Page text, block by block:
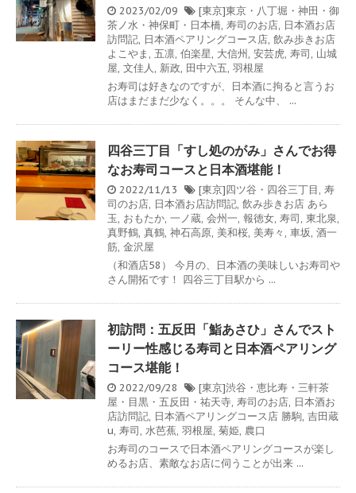
2023/02/09
[東京]東京・八丁堀・神田・御
茶ノ水・神保町・日本橋, 寿司のお店, 日本酒お店
訪問記, 日本酒ペアリングコース店, 飲み歩きお店
よこやま , 五凛, 伯楽星, 大信州, 安芸虎, 寿司, 山城
屋, 文佳人, 新政, 田中六五, 羽根屋
お寿司は好きなのですが、日本酒に拘ると言うお
店はまだまだ少なく。。。 そんな中、 ...
四谷三丁目「すし処のがみ」さんでお得
なお寿司コースと日本酒堪能！
2022/11/13 [東京]四ツ谷・四谷三丁目, 寿
司のお店, 日本酒お店訪問記, 飲み歩きお店 あら
玉, おもたか, 一ノ蔵, 会州一, 報徳女, 寿司, 東北泉,
真野鶴, 真鶴, 神石高原, 美和桜, 美寿々 , 車坂, 酒一
筋, 金沢屋
（和酒店58） 今月の、日本酒の美味しいお寿司や
さん開拓です！ 四谷三丁目駅から ...
初訪問：五反田「鮨あさひ」さんでスト
ーリー性感じる寿司と日本酒ペアリング
コース堪能！
2022/09/28
[東京]渋谷・恵比寿・三軒茶
屋・目黒・五反田・祐天寺, 寿司のお店, 日本酒お
店訪問記, 日本酒ペアリングコース店 勝駒, 吉田蔵
u, 寿司, 水芭蕉, 羽根屋, 菊姫, 農口
お寿司のコースで日本酒ペアリングコースが楽し
めるお店、素敵なお店に伺うことが出来 ...